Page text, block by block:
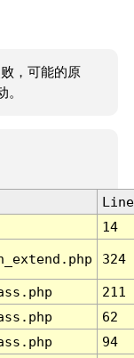
，可能的原
Line
14
324
211
62
94